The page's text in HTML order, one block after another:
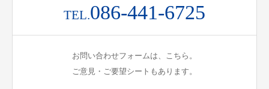
TEL.086-441-6725
お問い合わせフォームは、こちら。
ご意見・ご要望シートもあります。